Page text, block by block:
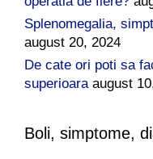
Splenomegalia,
august 20, 2024
De cate ori poti sa
superioara august
Boli, simptome,